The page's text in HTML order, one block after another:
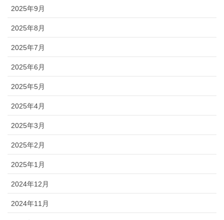
2025年9月
2025年8月
2025年7月
2025年6月
2025年5月
2025年4月
2025年3月
2025年2月
2025年1月
2024年12月
2024年11月